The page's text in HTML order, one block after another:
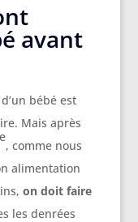
avant
bébé est
Mais après
, comme nous
alimentation
on doit faire
les denrées